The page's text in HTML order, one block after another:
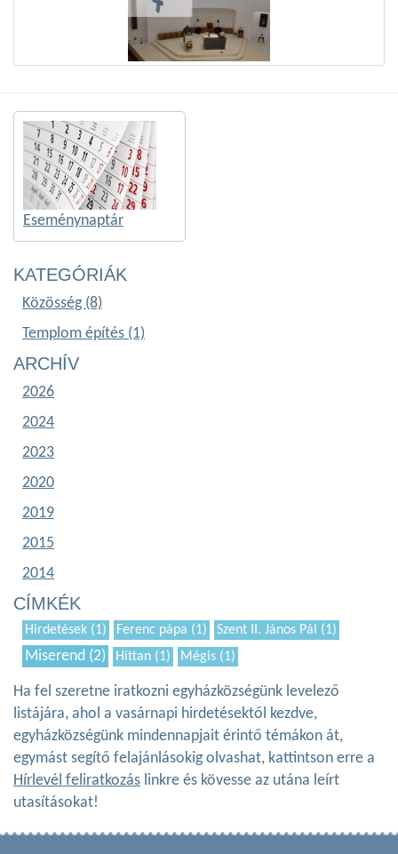
Eseménynaptár
KATEGÓRIÁK
Közösség (8)
Templom építés (1)
ARCHÍV
2026
2024
2023
2020
2019
2015
2014
CÍMKÉK
Hirdetések (1) Ferenc pápa (1) Szent II. János Pál (1)
Miserend (2) Hittan (1) Mégis (1)
Ha fel szeretne iratkozni egyházközségünk levelező
listájára, ahol a vasárnapi hirdetésektől kezdve,
egyházközségünk mindennapjait érintő témákon át,
egymást segítő felajánlásokig olvashat, kattintson erre a
Hírlevél feliratkozás linkre és kövesse az utána leírt
utasításokat!